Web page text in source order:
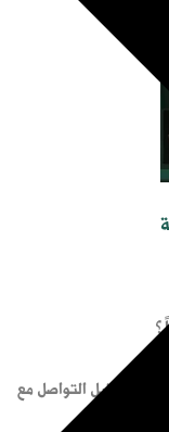
الأقرب قبل التواصل مع